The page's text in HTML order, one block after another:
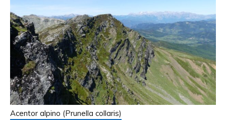
Acentor alpino (Prunella collaris)